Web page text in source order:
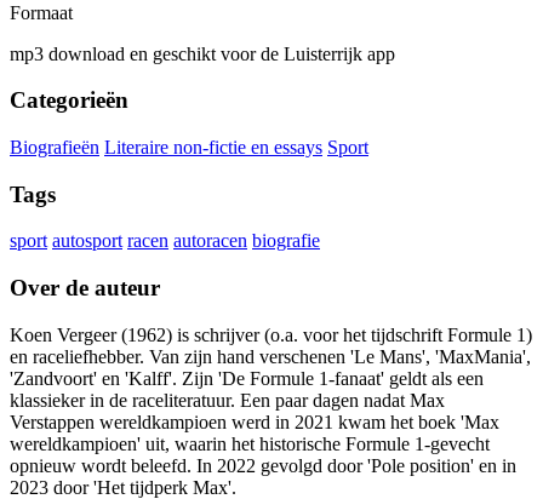
Formaat
mp3 download en geschikt voor de Luisterrijk app
Categorieën
Biografieën Literaire non-fictie en essays Sport
Tags
sport autosport racen autoracen biografie
Over de auteur
Koen Vergeer (1962) is schrijver (o.a. voor het tijdschrift Formule 1)
en raceliefhebber. Van zijn hand verschenen 'Le Mans', 'MaxMania',
'Zandvoort' en 'Kalff'. Zijn 'De Formule 1-fanaat' geldt als een
klassieker in de raceliteratuur. Een paar dagen nadat Max
Verstappen wereldkampioen werd in 2021 kwam het boek 'Max
wereldkampioen' uit, waarin het historische Formule 1-gevecht
opnieuw wordt beleefd. In 2022 gevolgd door 'Pole position' en in
2023 door 'Het tijdperk Max'.